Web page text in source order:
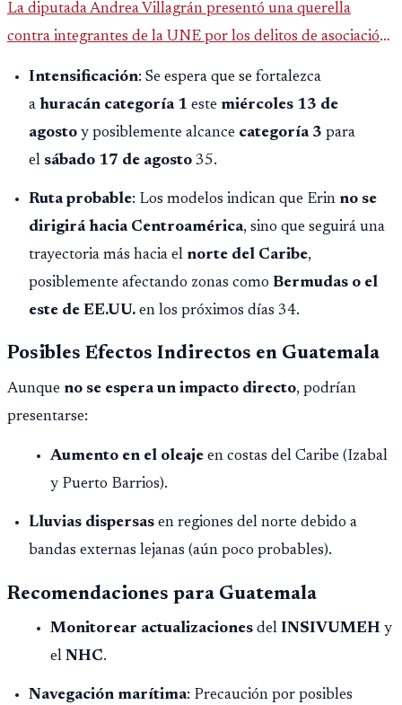
La diputada Andrea Villagrán presentó una querella
contra integrantes de la UNE por los delitos de asociación
Intensificación: Se espera que se fortalezca
a huracán categoría 1 este miércoles 13 de
agosto y posiblemente alcance categoría 3 para
el sábado 17 de agosto 35.
Ruta probable: Los modelos indican que Erin no se
dirigirá hacia Centroamérica, sino que seguirá una
trayectoria más hacia el norte del Caribe,
posiblemente afectando zonas como Bermudas o el
este de EE.UU. en los próximos días 34.
Posibles Efectos Indirectos en Guatemala
Aunque no se espera un impacto directo, podrían
presentarse:
Aumento en el oleaje en costas del Caribe (Izabal
y Puerto Barrios).
Lluvias dispersas en regiones del norte debido a
bandas externas lejanas (aún poco probables).
Recomendaciones para Guatemala
Monitorear actualizaciones del INSIVUMEH y
el NHC.
Navegación marítima: Precaución por posibles